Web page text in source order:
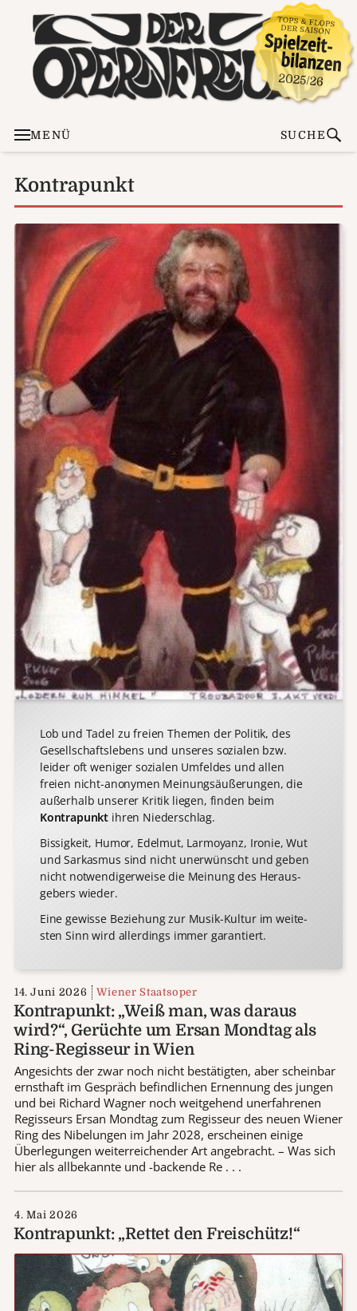
MENÜ SUCHE
Kontrapunkt
Lob und Tadel zu freien Themen der Politik, des
Gesell­schafts­lebens und unseres sozialen bzw.
leider oft weniger sozialen Um­feldes und allen
freien nicht-anonymen Meinungs­­äuße­rungen, die
außerhalb unserer Kritik liegen, finden beim
Kontrapunkt ihren Niederschlag.
Bissigkeit, Humor, Edelmut, Larmoyanz, Ironie, Wut
und Sar­kasmus sind nicht uner­wünscht und geben
nicht not­wendiger­­weise die Meinung des Heraus­
gebers wieder.
Eine gewisse Bezie­hung zur Musik-Kultur im weite­
sten Sinn wird aller­dings immer garantiert.
14. Juni 2026 Wiener Staatsoper
Kontrapunkt: „Weiß man, was daraus
wird?“, Gerüchte um Ersan Mondtag als
Ring-Regisseur in Wien
Angesichts der zwar noch nicht bestätigten, aber scheinbar
ernsthaft im Gespräch befindlichen Ernennung des jungen
und bei Richard Wagner noch weitgehend unerfahrenen
Regisseurs Ersan Mondtag zum Regisseur des neuen Wiener
Ring des Nibelungen im Jahr 2028, erscheinen einige
Überlegungen weiterreichender Art angebracht. – Was sich
hier als allbekannte und -backende Re . . .
4. Mai 2026
Kontrapunkt: „Rettet den Freischütz!“